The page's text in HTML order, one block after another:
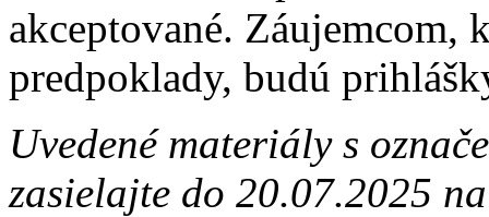
akceptované.
predpoklady, budú
Uvedené materiály s
zasielajte do 20.07.2025